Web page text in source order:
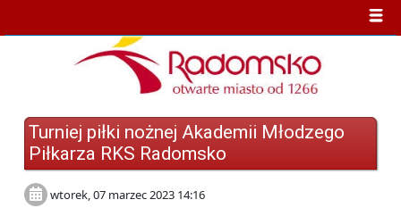
Turniej piłki nożnej Akademii Młodzego
Piłkarza RKS Radomsko
wtorek, 07 marzec 2023 14:16